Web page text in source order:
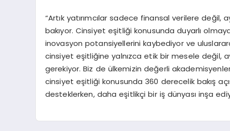
“Artık yatırımcılar sadece finansal verilere
bakıyor. Cinsiyet eşitliği konusunda duyarlı
inovasyon potansiyellerini kaybediyor ve
cinsiyet eşitliğine yalnızca etik bir mesele değil,
gerekiyor. Biz de ülkemizin değerli
cinsiyet eşitliği konusunda 360 derecelik bakış
desteklerken, daha eşitlikçi bir iş dünyası inşa